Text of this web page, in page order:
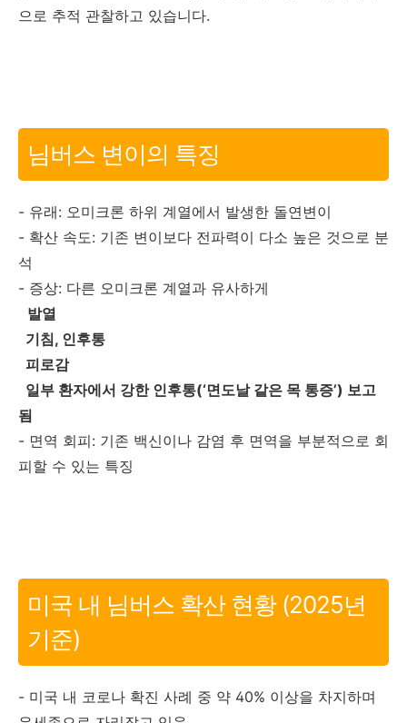
으로 추적 관찰하고 있습니다.
님버스 변이의 특징
- 유래: 오미크론 하위 계열에서 발생한 돌연변이
- 확산 속도: 기존 변이보다 전파력이 다소 높은 것으로 분
석
- 증상: 다른 오미크론 계열과 유사하게
발열
기침, 인후통
피로감
일부 환자에서 강한 인후통(‘면도날 같은 목 통증’) 보고
됨
- 면역 회피: 기존 백신이나 감염 후 면역을 부분적으로 회
피할 수 있는 특징
미국 내 님버스 확산 현황 (2025년
기준)
- 미국 내 코로나 확진 사례 중 약 40% 이상을 차지하며